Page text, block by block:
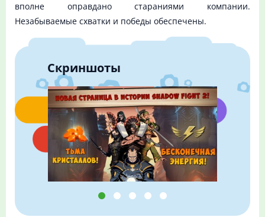
вполне оправдано стараниями компании.
Незабываемые схватки и победы обеспечены.
Скриншоты